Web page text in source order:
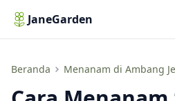
JaneGarden
Beranda Menanam di Ambang
Cara Menanam Sage dari Biji dalam Pot di Dekat Jendela